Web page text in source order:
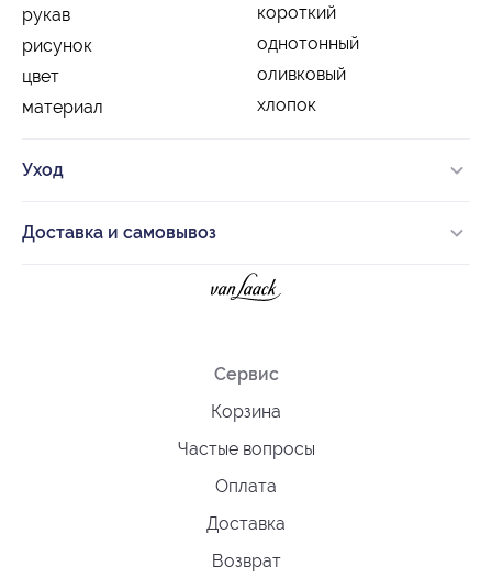
рукав
короткий
рисунок
однотонный
цвет
оливковый
материал
хлопок
Уход
Доставка и самовывоз
Сервис
Корзина
Частые вопросы
Оплата
Доставка
Возврат